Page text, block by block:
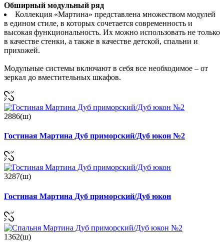
Обширный модульный ряд
Коллекция «Мартина» представлена множеством модулей
в едином стиле, в которых сочетается современность и
высокая функциональность. Их можно использовать не только
в качестве стенки, а также в качестве детской, спальни и
прихожей.
Модульные системы включают в себя все необходимое – от
зеркал до вместительных шкафов.
2886(ш)
Гостиная Мартина Дуб приморский/Дуб юкон №2
3287(ш)
Гостиная Мартина Дуб приморский/Дуб юкон
1362(ш)